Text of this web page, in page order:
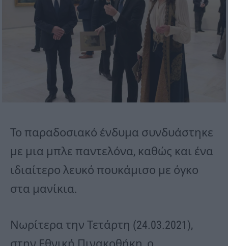
Το παραδοσιακό ένδυμα συνδυάστηκε
με μια μπλε παντελόνα, καθώς και ένα
ιδιαίτερο λευκό πουκάμισο με όγκο
στα μανίκια.
Νωρίτερα την Τετάρτη (24.03.2021),